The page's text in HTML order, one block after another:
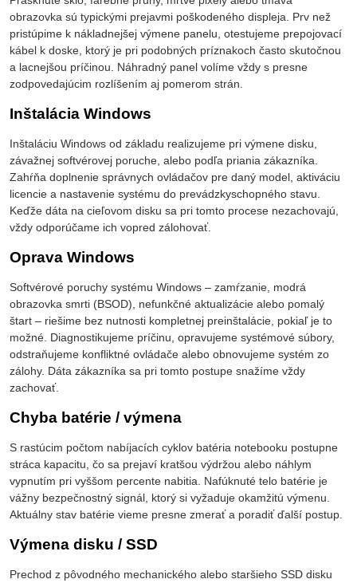
obrazovka sú typickými prejavmi poškodeného displeja. Prv než
pristúpime k nákladnejšej výmene panelu, otestujeme prepojovací
kábel k doske, ktorý je pri podobných príznakoch často skutočnou
a lacnejšou príčinou. Náhradný panel volíme vždy s presne
zodpovedajúcim rozlíšením aj pomerom strán.
Inštalácia Windows
Inštaláciu Windows od základu realizujeme pri výmene disku,
závažnej softvérovej poruche, alebo podľa priania zákazníka.
Zahŕňa doplnenie správnych ovládačov pre daný model, aktiváciu
licencie a nastavenie systému do prevádzkyschopného stavu.
Keďže dáta na cieľovom disku sa pri tomto procese nezachovajú,
vždy odporúčame ich vopred zálohovať.
Oprava Windows
Softvérové poruchy systému Windows – zamŕzanie, modrá
obrazovka smrti (BSOD), nefunkčné aktualizácie alebo pomalý
štart – riešime bez nutnosti kompletnej preinštalácie, pokiaľ je to
možné. Diagnostikujeme príčinu, opravujeme systémové súbory,
odstraňujeme konfliktné ovládače alebo obnovujeme systém zo
zálohy. Dáta zákazníka sa pri tomto postupe snažíme vždy
zachovať.
Chyba batérie / výmena
S rastúcim počtom nabíjacích cyklov batéria notebooku postupne
stráca kapacitu, čo sa prejaví kratšou výdržou alebo náhlym
vypnutím pri vyššom percente nabitia. Nafúknuté telo batérie je
vážny bezpečnostný signál, ktorý si vyžaduje okamžitú výmenu.
Aktuálny stav batérie vieme presne zmerať a poradiť ďalší postup.
Výmena disku / SSD
Prechod z pôvodného mechanického alebo staršieho SSD disku